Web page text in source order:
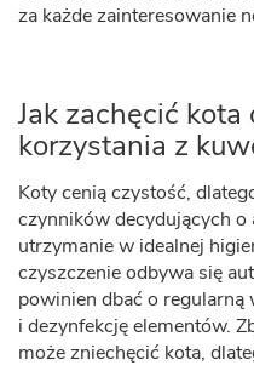
za każde zainteresowanie
Jak zachęcić
korzystania z
Koty cenią czystość,
czynników decydujących
utrzymanie w idealnej
czyszczenie odbywa się
powinien dbać o
i dezynfekcję elementów.
może zniechęcić kota,